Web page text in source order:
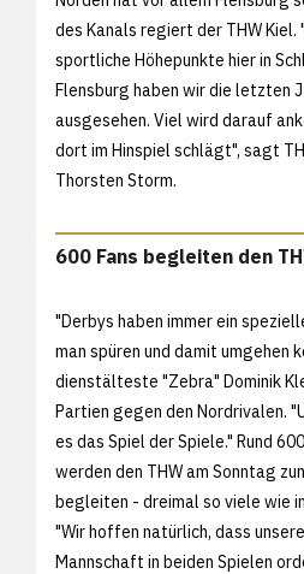
des Kanals regiert der THW Kiel.
sportliche Höhepunkte hier in
Flensburg haben wir die letzten
ausgesehen. Viel wird darauf
dort im Hinspiel schlägt", sagt
Thorsten Storm.
600 Fans begleiten den
"Derbys haben immer ein
man spüren und damit umgehen
dienstälteste "Zebra" Dominik
Partien gegen den Nordrivalen.
es das Spiel der Spiele." Rund
werden den THW am Sonntag
begleiten - dreimal so viele wie
"Wir hoffen natürlich, dass
Mannschaft in beiden Spielen